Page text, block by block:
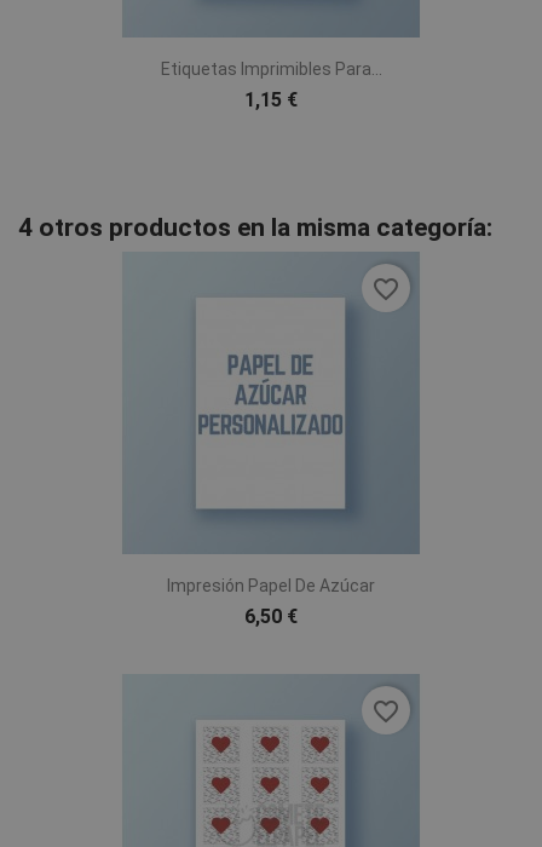
Etiquetas Imprimibles Para...
1,15 €
4 otros productos en la misma categoría:
Impresión Papel De Azúcar
6,50 €
favorite_border
favorite_border